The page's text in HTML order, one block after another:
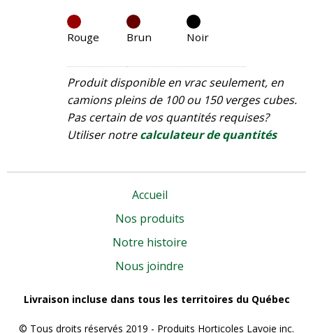
Rouge Brun Noir
Produit disponible en vrac seulement, en
camions pleins de 100 ou 150 verges cubes.
Pas certain de vos quantités requises?
Utiliser notrecalculateur de quantités
Accueil
Nos produits
Notre histoire
Nous joindre
Livraison incluse dans tous les territoires du Québec
© Tous droits réservés 2019 - Produits Horticoles Lavoie inc.